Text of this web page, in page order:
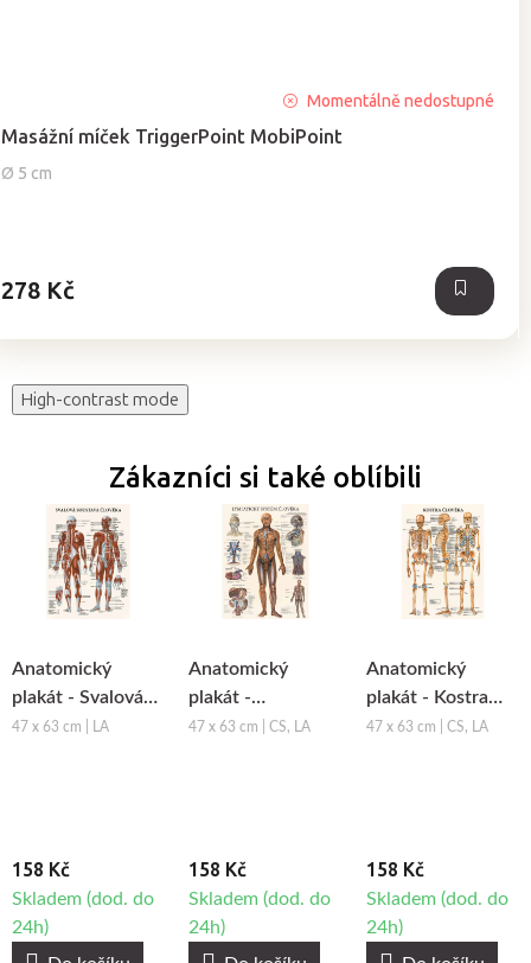
Masážní míček TriggerPoint MobiPoint
Ø 5 cm
hodnocení
produktu
je
Momentálně nedostupné
278 Kč
High-contrast mode
Zákazníci si také oblíbili
Anatomický
plakát - Svalová
soustava člověka
47 x 63 cm | LA
158 Kč
Skladem (dod. do
24h)
Anatomický
plakát -
Lymfatický
47 x 63 cm | CS, LA
158 Kč
Skladem (dod. do
24h)
Anatomický
plakát - Kostra
člověka
47 x 63 cm | CS, LA
158 Kč
Skladem (dod. do
24h)